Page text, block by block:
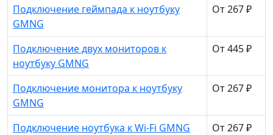
Подключение геймпада к ноутбуку
GMNG
От 267 ₽
Подключение двух мониторов к
ноутбуку GMNG
От 445 ₽
Подключение монитора к ноутбуку
GMNG
От 267 ₽
Подключение ноутбука к Wi-Fi GMNG
От 267 ₽